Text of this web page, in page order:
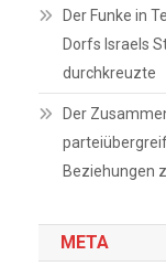
Der Funke in
Dorfs Israels
durchkreuzte
Der
Beziehungen
META